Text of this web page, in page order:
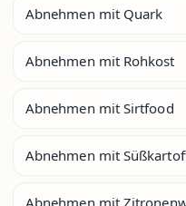
Abnehmen mit Quark
Abnehmen mit Rohkost
Abnehmen mit Sirtfood
Abnehmen mit
Abnehmen mit